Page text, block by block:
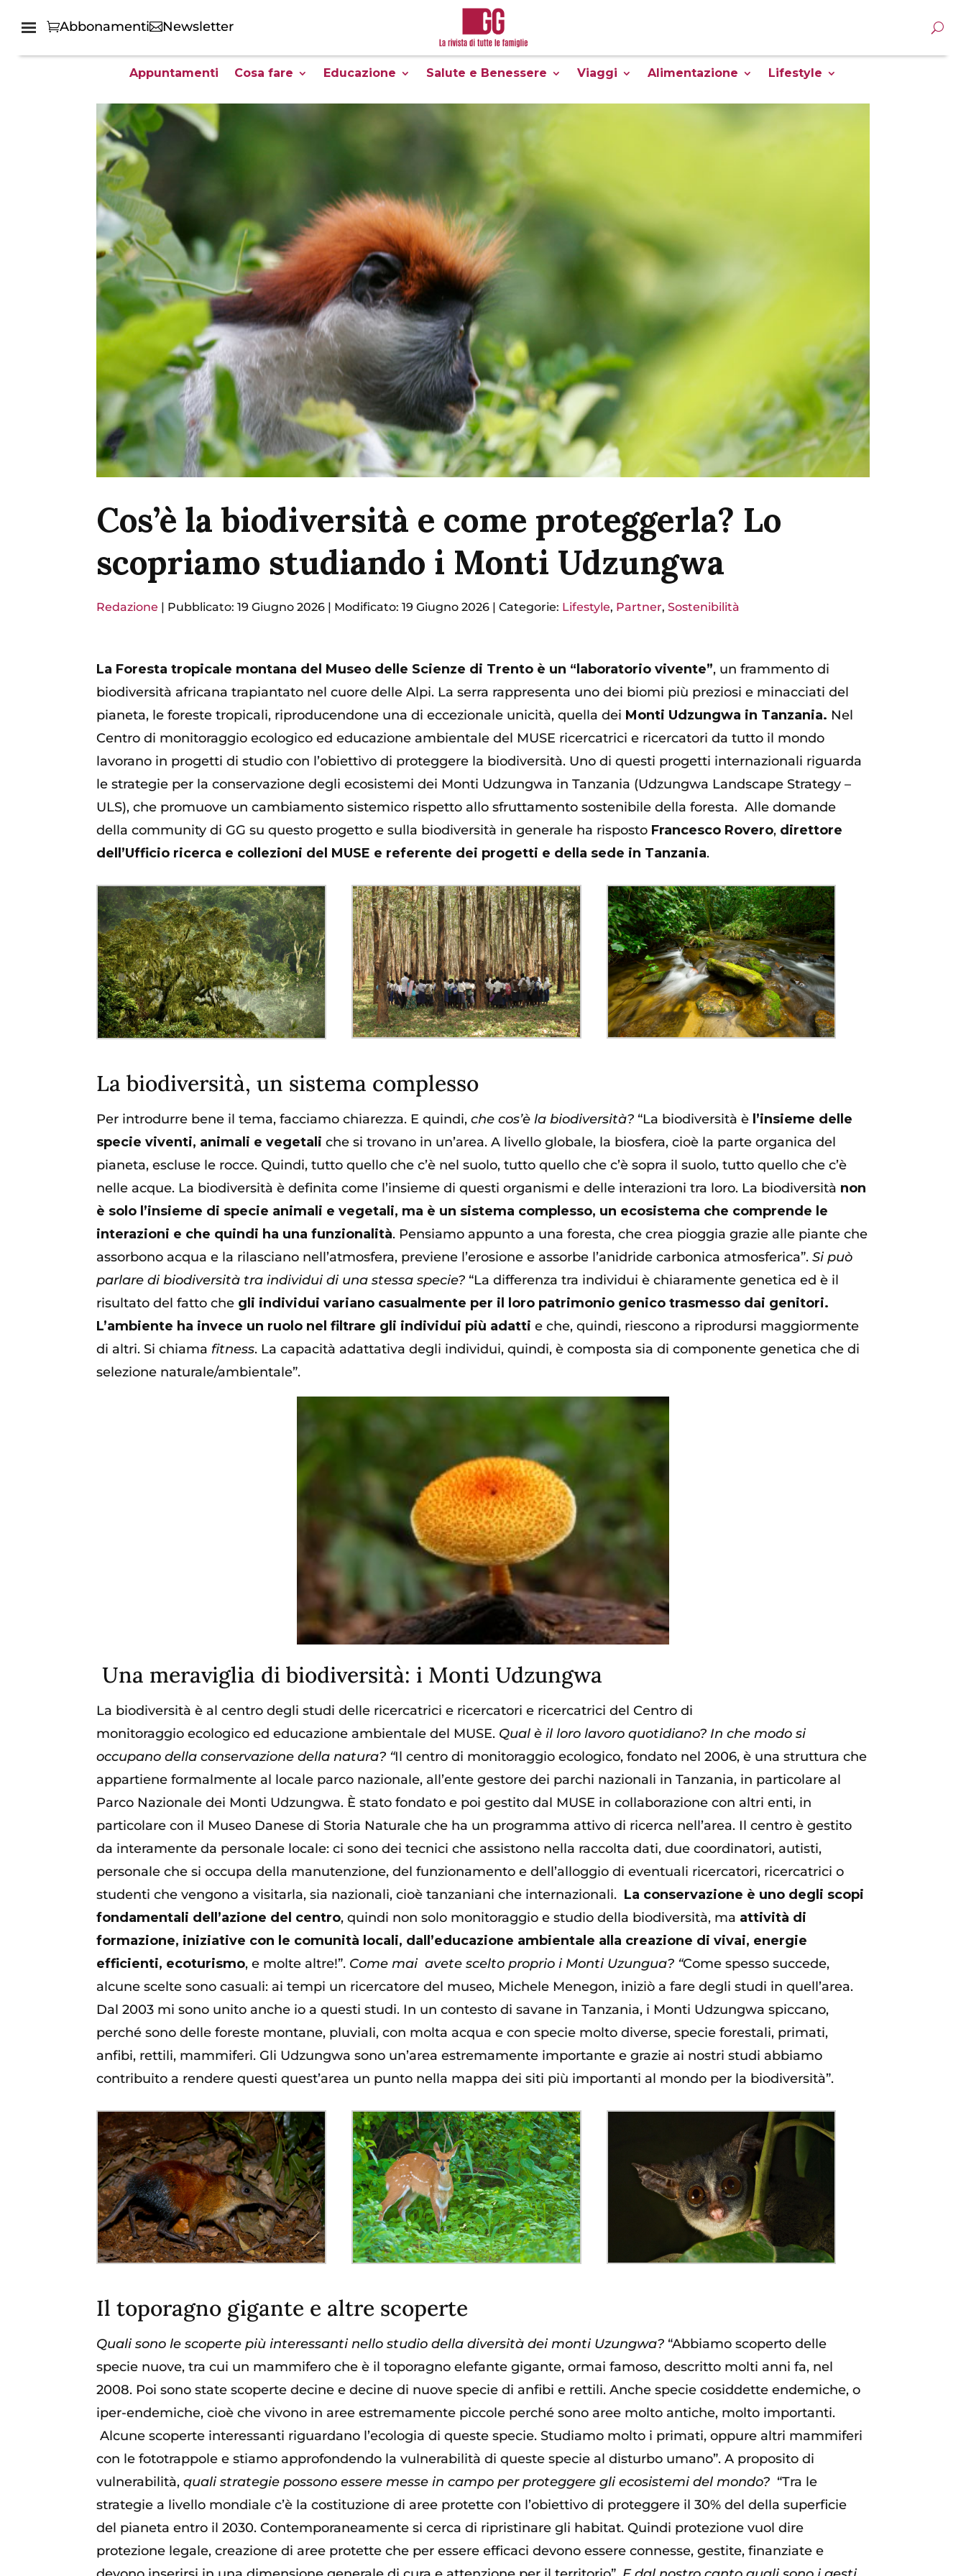
Abbonamenti Newsletter
Appuntamenti Cosa fare Educazione Salute e Benessere Viaggi Alimentazione Lifestyle
Cos’è la biodiversità e come proteggerla? Lo
scopriamo studiando i Monti Udzungwa
Redazione | Pubblicato: 19 Giugno 2026 | Modificato: 19 Giugno 2026 |Categorie: Lifestyle, Partner,Sostenibilità
La Foresta tropicale montana del Museo delle Scienze di Trento è un “laboratorio vivente”, un frammento di
biodiversità africana trapiantato nel cuore delle Alpi. La serra rappresenta uno dei biomi più preziosi e minacciati del
pianeta, le foreste tropicali, riproducendone una di eccezionale unicità, quella dei Monti Udzungwa in Tanzania. Nel
Centro di monitoraggio ecologico ed educazione ambientale del MUSE ricercatrici e ricercatori da tutto il mondo
lavorano in progetti di studio con l’obiettivo di proteggere la biodiversità. Uno di questi progetti internazionali riguarda
le strategie per la conservazione degli ecosistemi dei Monti Udzungwa in Tanzania (Udzungwa Landscape Strategy –
ULS), che promuove un cambiamento sistemico rispetto allo sfruttamento sostenibile dellaforesta. Alle domande
della community di GG su questo progetto e sulla biodiversità in generale ha risposto Francesco Rovero, direttore
dell’Ufficio ricerca e collezioni del MUSE e referente dei progetti e della sede in Tanzania.
La biodiversità, un sistema complesso
Per introdurre bene il tema, facciamo chiarezza. E quindi,che cos’è la biodiversità? “La biodiversità è l’insieme delle
specie viventi, animali e vegetali che si trovano in un’area. A livello globale, la biosfera, cioè la parte organica del
pianeta, escluse le rocce. Quindi, tutto quello che c’è nel suolo, tutto quello che c’è sopra il suolo, tutto quello che c’è
nelle acque. La biodiversità è definita come l’insieme di questi organismi e delle interazioni tra loro. La biodiversità non
è solo l’insieme di specie animali e vegetali, ma è un sistema complesso, un ecosistema che comprende le
interazioni e che quindi ha una funzionalità. Pensiamo appunto a una foresta, che crea pioggia grazie alle piante che
assorbono acqua e la rilasciano nell’atmosfera, previene l’erosione e assorbe l’anidride carbonica atmosferica”.Si può
parlare di biodiversità tra individui di una stessa specie? “La differenza tra individui è chiaramente genetica ed è il
risultato del fatto che gli individui variano casualmente per il loro patrimonio genico trasmesso dai genitori.
L’ambiente ha invece un ruolo nel filtrare gli individui più adatti e che, quindi, riescono a riprodursi maggiormente
di altri. Si chiama fitness. La capacità adattativa degli individui, quindi, è composta sia di componente genetica che di
selezione naturale/ambientale”.
Una meraviglia di biodiversità: i Monti Udzungwa
La biodiversità è al centro degli studi delle ricercatrici e ricercatori e ricercatrici delCentro di
monitoraggio ecologico ed educazione ambientale del MUSE. Qual è il loro lavoro quotidiano? In che modo si
occupano della conservazione della natura? “Il centro di monitoraggio ecologico, fondato nel 2006, è una struttura che
appartiene formalmente al locale parco nazionale, all’ente gestore dei parchi nazionali in Tanzania, in particolare al
Parco Nazionale dei Monti Udzungwa. È stato fondato e poi gestito dal MUSE in collaborazione con altri enti, in
particolare con il Museo Danese di Storia Naturale che ha un programma attivo di ricerca nell’area. Il centro è gestito
da interamente da personale locale: ci sono dei tecnici che assistono nella raccolta dati, due coordinatori, autisti,
personale che si occupa della manutenzione, del funzionamento e dell’alloggio di eventuali ricercatori, ricercatrici o
studenti che vengono a visitarla, sia nazionali, cioè tanzaniani che internazionali. La conservazione è uno degli scopi
fondamentali dell’azione del centro, quindi non solo monitoraggio e studio della biodiversità, ma attività di
formazione, iniziative con le comunità locali, dall’educazione ambientale alla creazione di vivai, energie
efficienti, ecoturismo, e molte altre!”. Come maiavete scelto proprio i Monti Uzungua? “Come spesso succede,
alcune scelte sono casuali: ai tempi un ricercatore del museo, Michele Menegon, iniziò a fare degli studi in quell’area.
Dal 2003 mi sono unito anche io a questi studi. In un contesto di savane in Tanzania, i Monti Udzungwa spiccano,
perché sono delle foreste montane, pluviali, con molta acqua e con specie molto diverse, specie forestali, primati,
anfibi, rettili, mammiferi. Gli Udzungwa sono un’area estremamente importante e grazie ai nostri studi abbiamo
contribuito a rendere questi quest’area un punto nella mappa dei siti più importanti al mondo per la biodiversità”.
Il toporagno gigante e altre scoperte
Quali sono le scoperte più interessanti nello studio della diversità dei monti Uzungwa?“Abbiamo scoperto delle
specie nuove, tra cui un mammifero che è il toporagno elefante gigante, ormai famoso, descritto molti anni fa, nel
2008. Poi sono state scoperte decine e decine di nuove specie di anfibi e rettili. Anche specie cosiddette endemiche, o
iper-endemiche, cioè che vivono in aree estremamente piccole perché sono aree molto antiche, molto importanti.
Alcune scoperte interessanti riguardano l’ecologia di queste specie. Studiamo molto i primati, oppure altri mammiferi
con le fototrappole e stiamo approfondendo la vulnerabilità di queste specie al disturbo umano”. A proposito di
vulnerabilità,quali strategie possono essere messe in campo perproteggere gli ecosistemi del mondo?“Tra le
strategie a livello mondiale c’è la costituzione di aree protette con l’obiettivo di proteggere il 30% del della superficie
del pianeta entro il 2030. Contemporaneamente si cerca di ripristinare gli habitat. Quindi protezione vuol dire
protezione legale, creazione di aree protette che per essere efficaci devono essere connesse, gestite, finanziate e